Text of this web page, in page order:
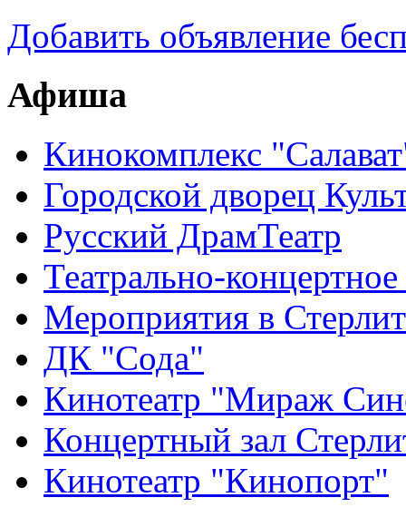
Добавить объявление
Афиша
Кинокомплекс
Городской дворец
Русский ДрамТеатр
Театрально-
Мероприятия в
ДК "Сода"
Кинотеатр "Мираж
Концертный зал
Кинотеатр "Кинопорт"